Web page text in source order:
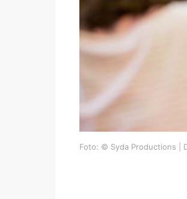
Foto: © Syda Productions |